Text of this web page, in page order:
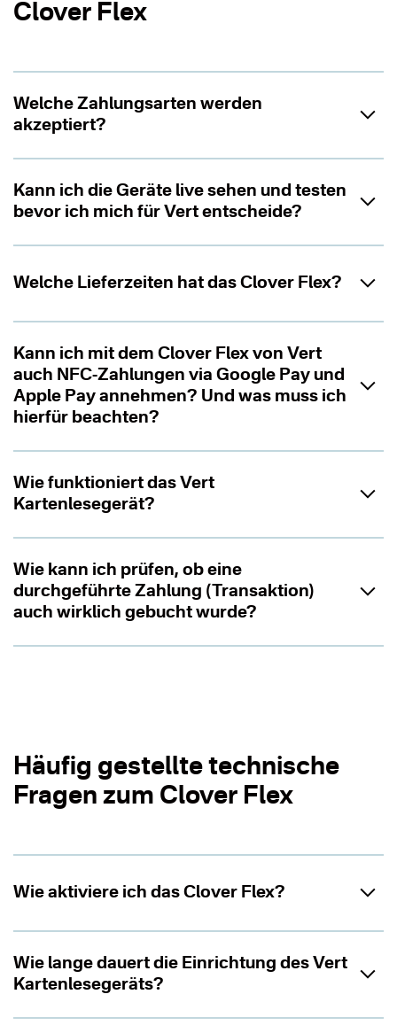
Clover Flex
Welche Zahlungsarten werden
akzeptiert?
Kann ich die Geräte live sehen und testen
bevor ich mich für Vert entscheide?
Welche Lieferzeiten hat das Clover Flex?
Kann ich mit dem Clover Flex von Vert
auch NFC-Zahlungen via Google Pay und
Apple Pay annehmen? Und was muss ich
hierfür beachten?
Wie funktioniert das Vert
Kartenlesegerät?
Wie kann ich prüfen, ob eine
durchgeführte Zahlung (Transaktion)
auch wirklich gebucht wurde?
Häufig gestellte technische
Fragen zum Clover Flex
Wie aktiviere ich das Clover Flex?
Wie lange dauert die Einrichtung des Vert
Kartenlesegeräts?